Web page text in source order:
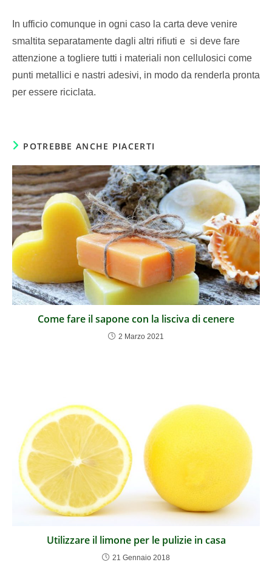
In ufficio comunque in ogni caso la carta deve venire
smaltita separatamente dagli altri rifiuti e si deve fare
attenzione a togliere tutti i materiali non cellulosici come
punti metallici e nastri adesivi, in modo da renderla pronta
per essere riciclata.
POTREBBE ANCHE PIACERTI
Come fare il sapone con la lisciva di cenere
2 Marzo 2021
Utilizzare il limone per le pulizie in casa
21 Gennaio 2018